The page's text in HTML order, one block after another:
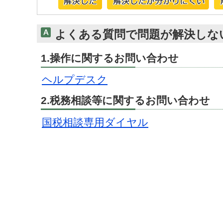
よくある質問で問題が解決し
1.操作に関するお問い合わせ
ヘルプデスク
2.税務相談等に関するお問い合わせ
国税相談専用ダイヤル